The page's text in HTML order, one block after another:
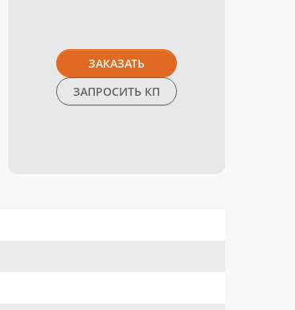
ЗАКАЗАТЬ
ЗАПРОСИТЬ КП